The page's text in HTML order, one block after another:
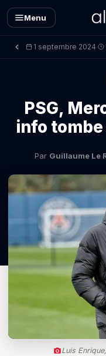
Menu
1 septembre 2024·
PSG,
info
Par Guillaume Le
Luis